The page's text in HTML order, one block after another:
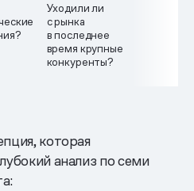
Уходили ли
с рынка
в последнее
время крупные
конкуренты?
которая
анализ по семи